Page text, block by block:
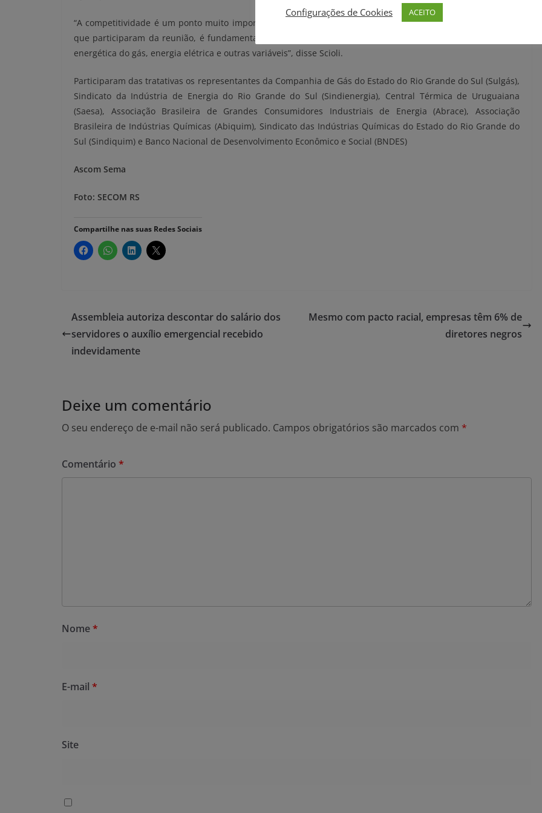
“A competitividade é um ponto muito importante a ser considerado e formar um grupo de atores, como os
que participaram da reunião, é fundamental para avaliar todas as possibilidades e aprimorar a integração
energética do gás, energia elétrica e outras variáveis”, disse Scioli.
Participaram das tratativas os representantes da Companhia de Gás do Estado do Rio Grande do Sul (Sulgás),
Sindicato da Indústria de Energia do Rio Grande do Sul (Sindienergia), Central Térmica de Uruguaiana
(Saesa), Associação Brasileira de Grandes Consumidores Industriais de Energia (Abrace), Associação
Brasileira de Indústrias Químicas (Abiquim), Sindicato das Indústrias Químicas do Estado do Rio Grande do
Sul (Sindiquim) e Banco Nacional de Desenvolvimento Econômico e Social (BNDES)
Ascom Sema
Foto: SECOM RS
Compartilhe nas suas Redes Sociais
Assembleia autoriza descontar do salário dos
servidores o auxílio emergencial recebido
indevidamente
Mesmo com pacto racial, empresas têm 6% de
diretores negros
Deixe um comentário
O seu endereço de e-mail não será publicado. Campos obrigatórios são marcados com *
Comentário *
Nome*
E-mail *
Site
Configurações de Cookies
ACEITO